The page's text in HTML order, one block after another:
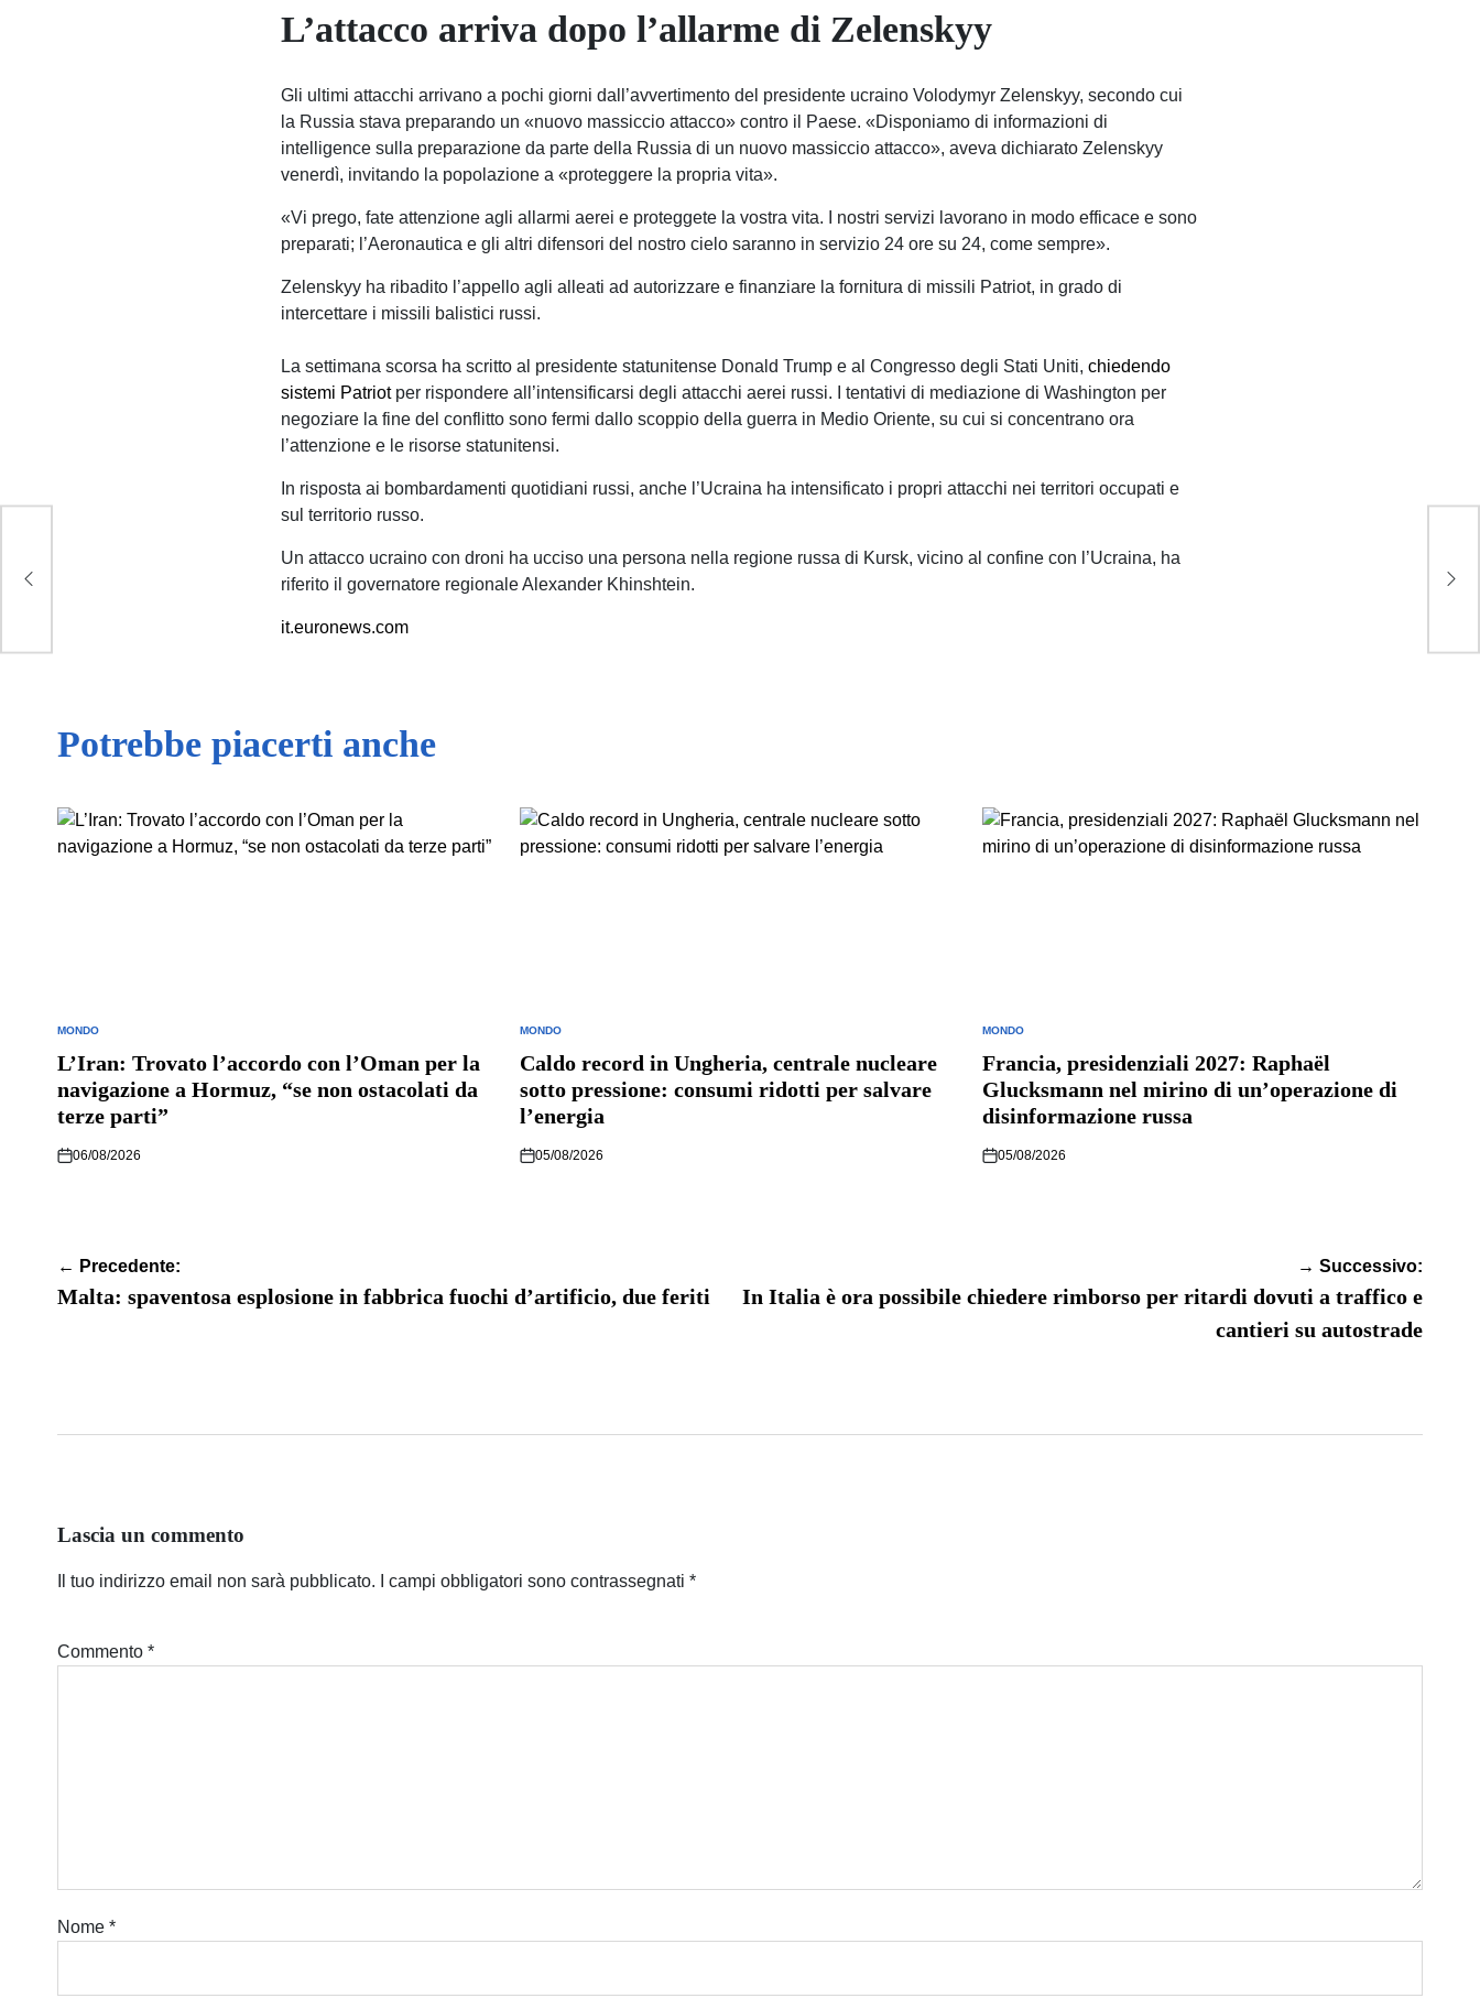
L’attacco arriva dopo l’allarme di Zelenskyy
Gli ultimi attacchi arrivano a pochi giorni dall’avvertimento del presidente ucraino Volodymyr Zelenskyy, secondo cui
la Russia stava preparando un «nuovo massiccio attacco» contro il Paese. «Disponiamo di informazioni di
intelligence sulla preparazione da parte della Russia di un nuovo massiccio attacco», aveva dichiarato Zelenskyy
venerdì, invitando la popolazione a «proteggere la propria vita».
«Vi prego, fate attenzione agli allarmi aerei e proteggete la vostra vita. I nostri servizi lavorano in modo efficace e sono
preparati; l’Aeronautica e gli altri difensori del nostro cielo saranno in servizio 24 ore su 24, come sempre».
Zelenskyy ha ribadito l’appello agli alleati ad autorizzare e finanziare la fornitura di missili Patriot, in grado di
intercettare i missili balistici russi.
La settimana scorsa ha scritto al presidente statunitense Donald Trump e al Congresso degli Stati Uniti,chiedendo
sistemi Patriot per rispondere all’intensificarsi degli attacchi aerei russi. I tentativi di mediazione di Washington per
negoziare la fine del conflitto sono fermi dallo scoppio della guerra in Medio Oriente, su cui si concentrano ora
l’attenzione e le risorse statunitensi.
In risposta ai bombardamenti quotidiani russi, anche l’Ucraina ha intensificato i propri attacchi nei territori occupati e
sul territorio russo.
Un attacco ucraino con droni ha ucciso una persona nella regione russa di Kursk, vicino al confine con l’Ucraina, ha
riferito il governatore regionale Alexander Khinshtein.
it.euronews.com
Potrebbe piacerti anche
POSTED
MONDO
L’Iran: Trovato l’accordo con l’Oman per la
navigazione a Hormuz, “se non ostacolati da
terze parti”
06/08/2026
POSTED
MONDO
Caldo record in Ungheria, centrale nucleare
sotto pressione: consumi ridotti per salvare
l’energia
05/08/2026
POSTED
MONDO
Francia, presidenziali 2027: Raphaël
Glucksmann nel mirino di un’operazione di
disinformazione russa
05/08/2026
Navigazione
articoli
← Precedente:
Malta: spaventosa esplosione in fabbrica fuochi d’artificio, due feriti
→ Successivo:
In Italia è ora possibile chiedere rimborso per ritardi dovuti a traffico e
cantieri su autostrade
Lascia un commento
Il tuo indirizzo email non sarà pubblicato. I campi obbligatori sono contrassegnati *
Commento *
Nome *